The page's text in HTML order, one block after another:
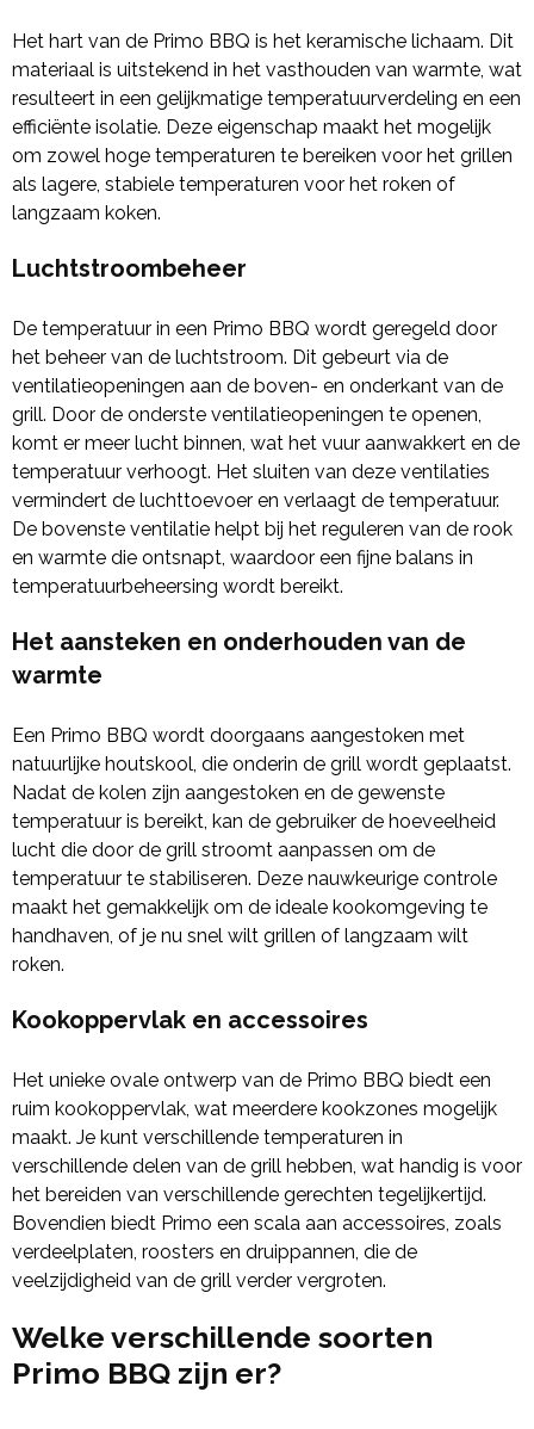
Het hart van de Primo BBQ is het keramische lichaam. Dit
materiaal is uitstekend in het vasthouden van warmte, wat
resulteert in een gelijkmatige temperatuurverdeling en een
efficiënte isolatie. Deze eigenschap maakt het mogelijk
om zowel hoge temperaturen te bereiken voor het grillen
als lagere, stabiele temperaturen voor het roken of
langzaam koken.
Luchtstroombeheer
De temperatuur in een Primo BBQ wordt geregeld door
het beheer van de luchtstroom. Dit gebeurt via de
ventilatieopeningen aan de boven- en onderkant van de
grill. Door de onderste ventilatieopeningen te openen,
komt er meer lucht binnen, wat het vuur aanwakkert en de
temperatuur verhoogt. Het sluiten van deze ventilaties
vermindert de luchttoevoer en verlaagt de temperatuur.
De bovenste ventilatie helpt bij het reguleren van de rook
en warmte die ontsnapt, waardoor een fijne balans in
temperatuurbeheersing wordt bereikt.
Het aansteken en onderhouden van de
warmte
Een Primo BBQ wordt doorgaans aangestoken met
natuurlijke houtskool, die onderin de grill wordt geplaatst.
Nadat de kolen zijn aangestoken en de gewenste
temperatuur is bereikt, kan de gebruiker de hoeveelheid
lucht die door de grill stroomt aanpassen om de
temperatuur te stabiliseren. Deze nauwkeurige controle
maakt het gemakkelijk om de ideale kookomgeving te
handhaven, of je nu snel wilt grillen of langzaam wilt
roken.
Kookoppervlak en accessoires
Het unieke ovale ontwerp van de Primo BBQ biedt een
ruim kookoppervlak, wat meerdere kookzones mogelijk
maakt. Je kunt verschillende temperaturen in
verschillende delen van de grill hebben, wat handig is voor
het bereiden van verschillende gerechten tegelijkertijd.
Bovendien biedt Primo een scala aan accessoires, zoals
verdeelplaten, roosters en druippannen, die de
veelzijdigheid van de grill verder vergroten.
Welke verschillende soorten
Primo BBQ zijn er?